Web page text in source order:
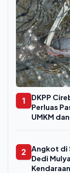
1
DKPP
Perluas
UMKM
2
Angkot di
Dedi